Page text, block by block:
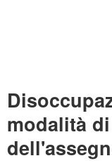
modalità